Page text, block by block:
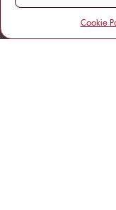
Cookie